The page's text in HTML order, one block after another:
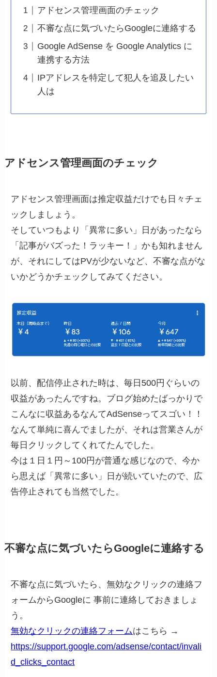
アドセンス管理画面のチェック
不審な点に気づいたらGoogleに連絡する
Google AdSense を Google Analytics に
連携する方法
IPアドレスを特定して犯人を追及したい
人は
アドセンス管理画面のチェック
アドセンス管理画面は推定収益だけでも日々チェ
ックしましょう。
そしていつもより「異常に多い」日があったなら
「記事がバズった！ラッキー！」かも知れません
が、それにしてはPVが少ないなど、不審な点がな
いかどうかチェックしてみてください。
以前、配信停止された時は、毎日500円ぐらいの
収益があったんですね。ブログ始めたばっかりで
こんなに収益あるなんてAdSenseってスゴい！！
なんて単純に喜んでましたが、それは営業さんが
毎日クリックしてくれてたんでした。
今は１日１円～100円が普通な感じなので、今か
ら思えば「異常に多い」日が続いていたので、広
告停止されても当然でした。
不審な点に気づいたらGoogleに連絡する
不審な点に気づいたら、無効なクリックの連絡フ
ォームからGoogleに 事前に連絡しておきましょ
う。
無効なクリックの連絡フォームはこちら →
https://support.google.com/adsense/contact/invali
d_clicks_contact